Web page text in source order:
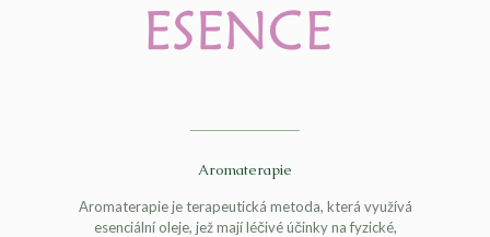
Aromaterapie
Aromaterapie je terapeutická metoda, která využívá
esenciální oleje, jež mají léčivé účinky na fyzické,